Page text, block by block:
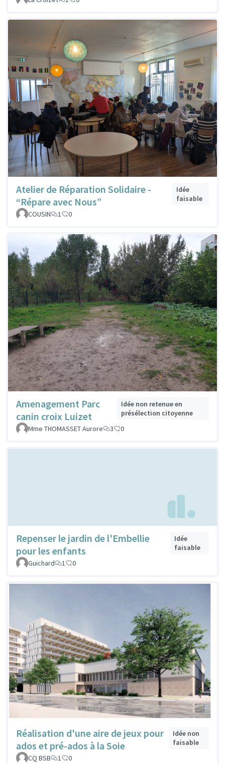
Atelier de Réparation Solidaire -
“Répare avec Nous”
Idée
faisable
COUSIN
1 0
Amenagement Parc
canin croix Luizet
Idée non retenue en
présélection citoyenne
Mme THOMASSET Aurore
3 0
Repenser le jardin de l'Embellie
pour les enfants
Idée
faisable
Guichard
1 0
Réalisation d'une aire de jeux pour
ados et pré-ados à la Soie
Idée non
faisable
CQ BSB
1 0